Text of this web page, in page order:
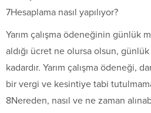
7Hesaplama nasıl yapılıyor?
Yarım çalışma ödeneğinin günlük
aldığı ücret ne olursa olsun,
kadardır. Yarım çalışma ödeneği,
bir vergi ve kesintiye tabi
8Nereden, nasıl ve ne zaman